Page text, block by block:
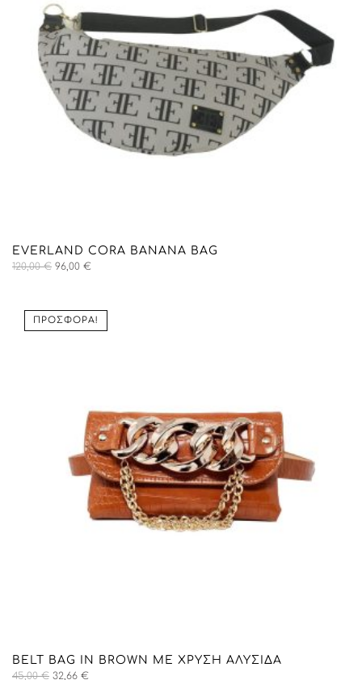
EVERLAND CORA BANANA BAG
120,00€ Original
120,00 €.
96,00 €Η
είναι:
96,00 €.
ΠΡΟΣΦΟΡΆ!
BELT ΒAG IN BROWN ΜΕ ΧΡΥΣΉ ΑΛΥΣΊΔΑ
45,00€ Original
32,66 €Η